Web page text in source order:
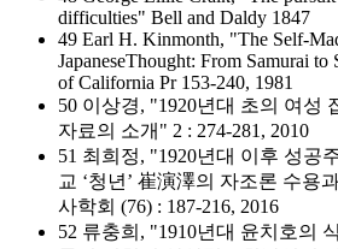
difficulties" Bell and Daldy 1847
49 Earl H. Kinmonth, "The Self-
JapaneseThought: From Samurai
of California Pr 153-240, 1981
50 이상경, "1920년대 초의 여성
자료의 소개" 2 : 274-281, 2010
51 최희정, "1920년대 이후 성공
교 ‘청년’ 崔演澤의 자조론 수용
사학회 (76) : 187-216, 2016
52 류충희, "1910년대 윤치호의